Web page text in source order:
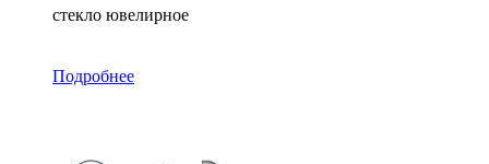
стекло ювелирное
Подробнее